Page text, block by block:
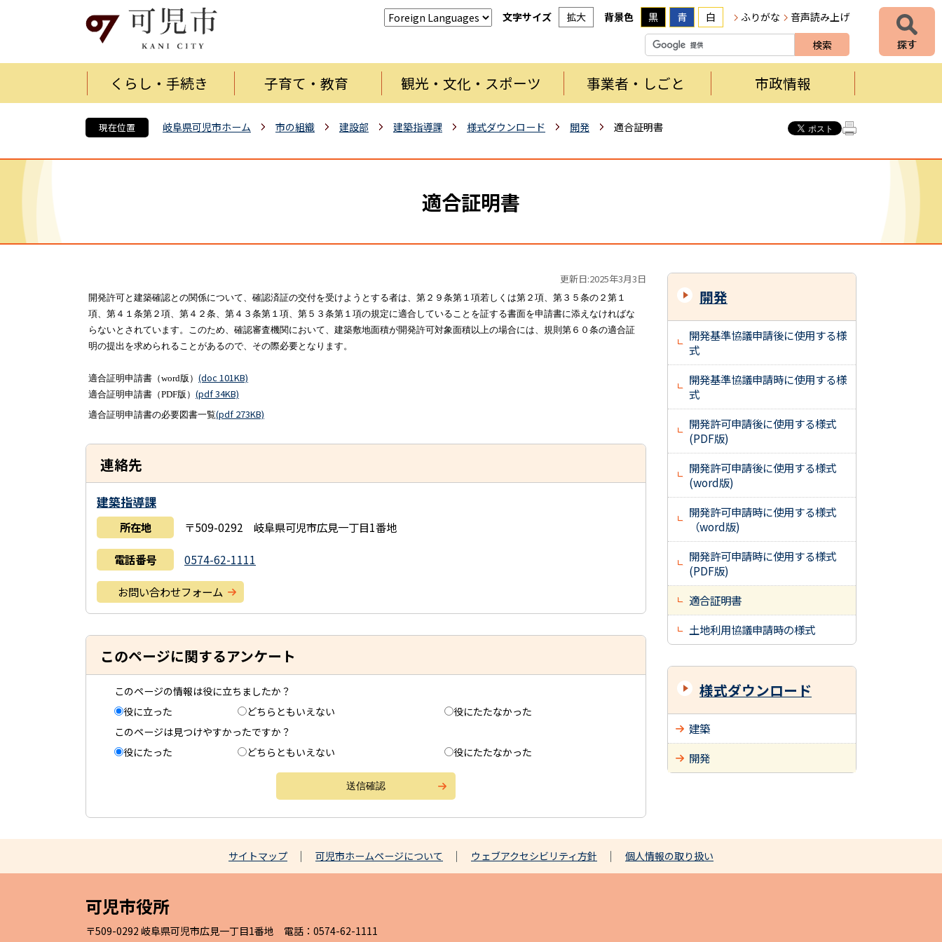
文字サイズ 拡大 背景色 黒 青 白 ふりがな 音声読み上げ
くらし・手続き 子育て・教育 観光・文化・スポーツ 事業者・しごと 市政情報
現在位置 岐阜県可児市ホーム 市の組織 建設部 建築指導課 様式ダウンロード 開発 適合証明書
適合証明書
更新日:2025年3月3日
開発許可と建築確認との関係について、確認済証の交付を受けようとする者は、第２９条第１項若しくは第２項、第３５条の２第１
項、第４１条第２項、第４２条、第４３条第１項、第５３条第１項の規定に適合していることを証する書面を申請書に添えなければな
らないとされています。このため、確認審査機関において、建築敷地面積が開発許可対象面積以上の場合には、規則第６０条の適合証
明の提出を求められることがあるので、その際必要となります。
適合証明申請書（word版） (doc 101KB)
適合証明申請書（PDF版） (pdf 34KB)
適合証明申請書の必要図書一覧(pdf 273KB)
連絡先
建築指導課
所在地 〒509-0292 岐阜県可児市広見一丁目1番地
電話番号 0574-62-1111
お問い合わせフォーム
このページに関するアンケート
このページの情報は役に立ちましたか？
役に立った
どちらともいえない
役にたたなかった
このページは見つけやすかったですか？
役にたった
どちらともいえない 役にたたなかった
開発
開発基準協議申請後に使用する様
式
開発基準協議申請時に使用する様
式
開発許可申請後に使用する様式
(PDF版)
開発許可申請後に使用する様式
(word版)
開発許可申請時に使用する様式
（word版)
開発許可申請時に使用する様式
(PDF版)
適合証明書
土地利用協議申請時の様式
様式ダウンロード
建築
開発
サイトマップ 可児市ホームページについて ウェブアクセシビリティ方針 個人情報の取り扱い
可児市役所
〒509-0292 岐阜県可児市広見一丁目1番地 電話：0574-62-1111